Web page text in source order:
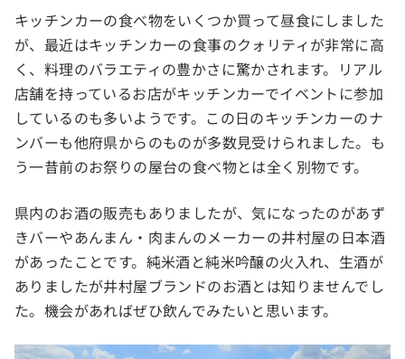
キッチンカーの食べ物をいくつか買って昼食にしました
が、最近はキッチンカーの食事のクォリティが非常に高
く、料理のバラエティの豊かさに驚かされます。リアル
店舗を持っているお店がキッチンカーでイベントに参加
しているのも多いようです。この日のキッチンカーのナ
ンバーも他府県からのものが多数見受けられました。も
う一昔前のお祭りの屋台の食べ物とは全く別物です。
県内のお酒の販売もありましたが、気になったのがあず
きバーやあんまん・肉まんのメーカーの井村屋の日本酒
があったことです。純米酒と純米吟醸の火入れ、生酒が
ありましたが井村屋ブランドのお酒とは知りませんでし
た。機会があればぜひ飲んでみたいと思います。